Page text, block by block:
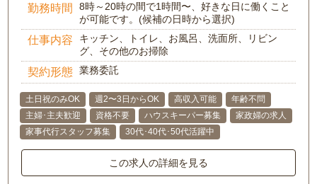
勤務時間
8時～20時の間で1時間〜、好きな日に働くこと
が可能です。(候補の日時から選択)
仕事内容
キッチン、トイレ、お風呂、洗面所、リビン
グ、その他のお掃除
契約形態 業務委託
土日祝のみOK 週2〜3日からOK 高収入可能
年齢不問
主婦･主夫歓迎
資格不要 ハウスキーパー募集
家政婦の求人
家事代行スタッフ募集
30代･40代･50代活躍中
この求人の詳細を見る